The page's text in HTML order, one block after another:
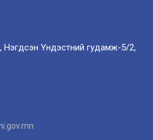
Нэгдсэн Үндэстний гудамж-5/2,